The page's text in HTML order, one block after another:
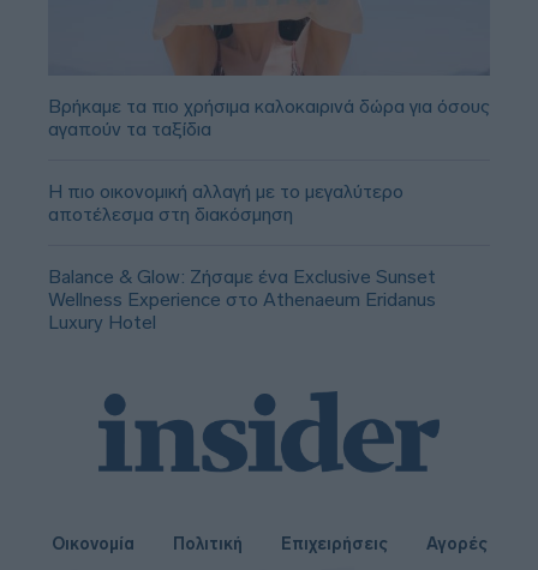
Βρήκαμε τα πιο χρήσιμα καλοκαιρινά δώρα για όσους
αγαπούν τα ταξίδια
Η πιο οικονομική αλλαγή με το μεγαλύτερο
αποτέλεσμα στη διακόσμηση
Balance & Glow: Ζήσαμε ένα Exclusive Sunset
Wellness Experience στο Athenaeum Eridanus
Luxury Hotel
Οικονομία Πολιτική Επιχειρήσεις
Αγορές